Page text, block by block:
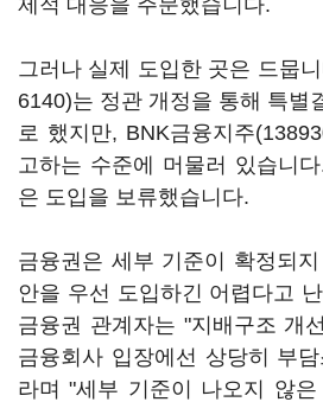
제적 대응을 주문했습니다.
그러나 실제 도입한 곳은 드뭅
6140)는 정관 개정을 통해 특별
로 했지만, BNK금융지주
고하는 수준에 머물러 있습니
은 도입을 보류했습니다.
금융권은 세부 기준이 확정되
안을 우선 도입하긴 어렵다고
금융권 관계자는 "지배구조 개
금융회사 입장에선 상당히 부담
라며 "세부 기준이 나오지 않